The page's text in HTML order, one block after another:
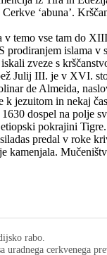
‘abuna’.
temo vse tam do
islama
zveze s
Julij III. je v XVI.
de Almeida,
in nekaj
dospel na polje
pokrajini
predal v roke
rabo.
cerkvenega